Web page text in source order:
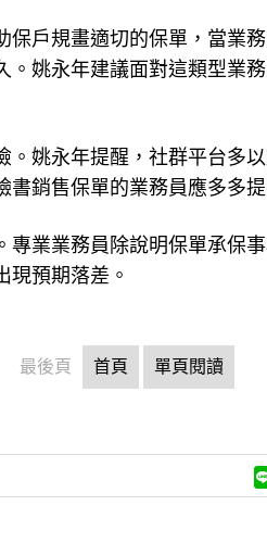
戶規畫適切的保單，當業
姚永年建議面對這類型業
姚永年提醒，社群平台多
銷售保單的業務員應多多
業業務員除說明保單承保
現預期落差。
最後頁 首頁 單頁閱讀